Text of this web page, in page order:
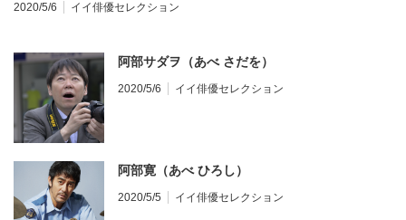
2020/5/6
イイ俳優セレクション
阿部サダヲ（あべ さだを）
2020/5/6 イイ俳優セレクション
阿部寛（あべ ひろし）
2020/5/5 イイ俳優セレクション